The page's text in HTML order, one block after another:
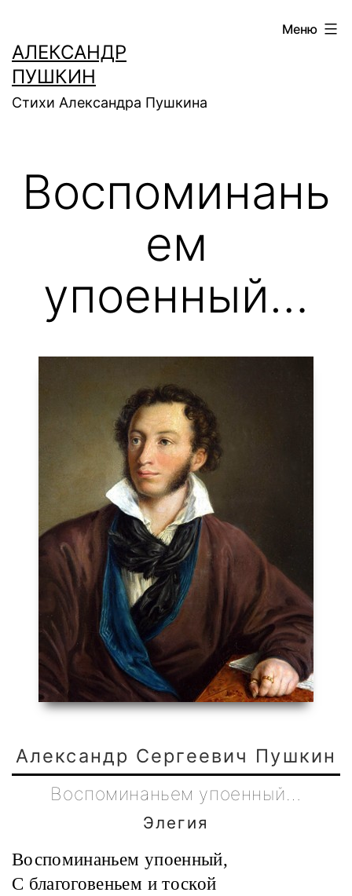
содержимому
АЛЕКСАНДР
ПУШКИН
Стихи Александра Пушкина
Меню
Воспоминань
ем
упоенный…
Александр Сергеевич Пушкин
Воспоминаньем упоенный…
Элегия
Воспоминаньем упоенный,
С благоговеньем и тоской